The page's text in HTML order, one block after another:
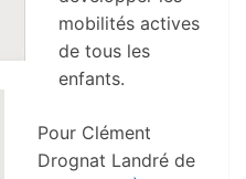
mobilités actives
de tous les
enfants.
Pour Clément
Drognat Landré de